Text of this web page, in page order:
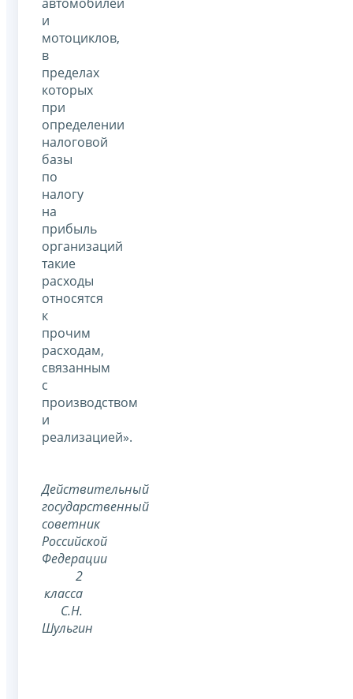
и
мотоциклов,
в
пределах
которых
при
определении
налоговой
базы
по
налогу
на
прибыль
организаций
такие
расходы
относятся
к
прочим
расходам,
связанным
с
производством
и
реализацией».
Действительный
государственный
советник
Российской
Федерации
2
класса
С.Н.
Шульгин